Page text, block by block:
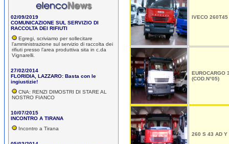
02/09/2019
COMUNICAZIONE SUL SERVIZIO DI
RACCOLTA DEI RIFIUTI
Egregi, scriviamo per sollecitare
l’amministrazione sul servizio di raccolta dei
rifiuti presso l’area produttiva sita in c.da
Vignarelli.
27/02/2014
FLORIDIA, LAZZARO: Basta con le
ingiustizie!
CNA: RENZI DIMOSTRI DI STARE AL
NOSTRO FIANCO
10/07/2015
INCONTRO A TIRANA
Incontro a Tirana
IVECO 260T45
EUROCARGO
(COD.N°05)
260 S 43 AD Y